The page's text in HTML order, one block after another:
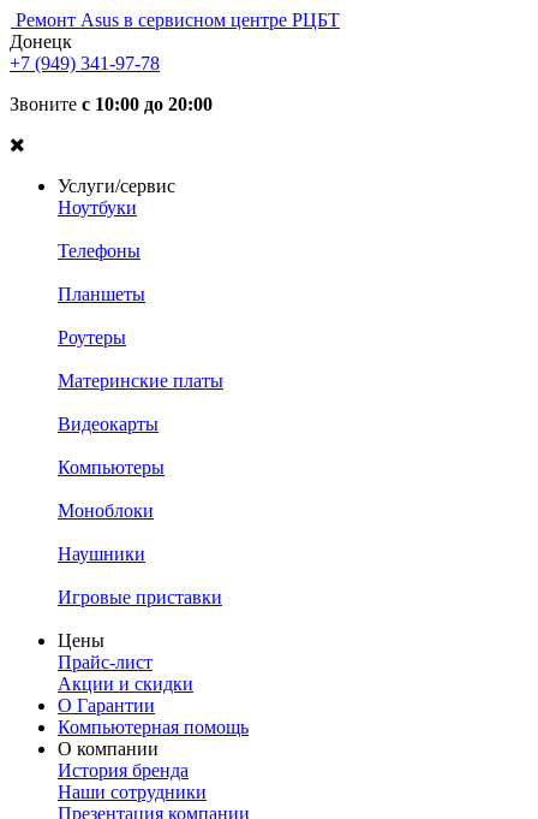
Ремонт Asus в сервисном центре РЦБТ
Донецк
+7 (949) 341-97-78
Звоните с 10:00 до 20:00
Услуги/сервис
Ноутбуки
Телефоны
Планшеты
Роутеры
Материнские платы
Видеокарты
Компьютеры
Моноблоки
Наушники
Игровые приставки
Цены
Прайс-лист
Акции и скидки
О Гарантии
Компьютерная помощь
О компании
История бренда
Наши сотрудники
Презентация компании